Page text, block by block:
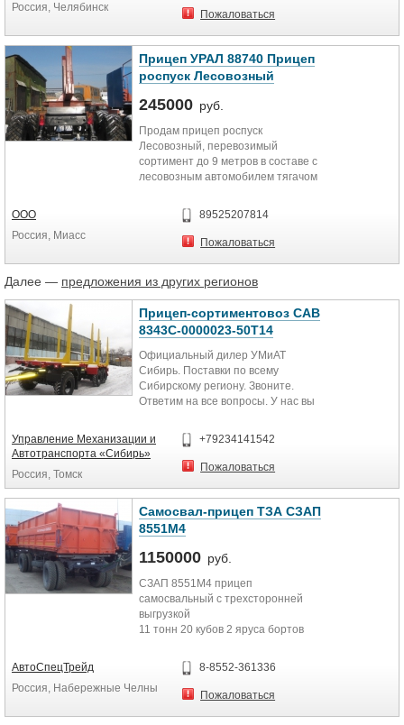
Россия, Челябинск
Пожаловаться
Прицеп УРАЛ 88740 Прицеп
роспуск Лесовозный
245000 руб.
Продам прицеп роспуск
Лесовозный, перевозимый
сортимент до 9 метров в составе с
лесовозным автомобилем тягачом
ООО
Россия, Миасс
89525207814
Пожаловаться
Далее — предложения из других регионов
Прицеп-сортиментовоз САВ
8343С-0000023-50Т14
Официальный дилер УМиАТ
Сибирь. Поставки по всему
Сибирскому региону. Звоните.
Ответим на все вопросы. У нас вы
обслуживание своей техники. При
покупке сцепки- скидки!!!
Масса перевозимого груза, кг
Полная масса, кг 33000
Объем сортимента, куб.м / м 34 /
2х4
Подвеска / количество осей, шт
Нагрузка на: переднюю ось /
заднюю тележку, кгс 12000 / 24000
Количество коников, шт 4
Поворотный круг усиленный
Диаметр петли дышла, мм 50
Высота СУ / погрузочная высота,
мм 915 / 1570
Управление Механизации и
Автотранспорта «Сибирь»
Россия, Томск
+79234141542
Пожаловаться
Cамосвал-прицеп ТЗА СЗАП
8551М4
1150000 руб.
СЗАП 8551М4 прицеп
самосвальный с трехсторонней
выгрузкой
11 тонн 20 кубов 2 яруса бортов
А-образное дышло с двумя
позициями
АвтоСпецТрейд
Россия, Набережные Челны
8-8552-361336
Пожаловаться